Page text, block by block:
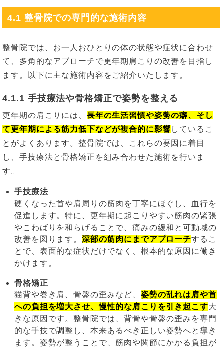
4.1 整骨院での専門的な施術内容
整骨院では、お一人おひとりの体の状態や症状に合わせ
て、多角的なアプローチで更年期肩こりの改善を目指し
ます。以下に主な施術内容をご紹介いたします。
4.1.1 手技療法や骨格矯正で姿勢を整える
更年期の肩こりには、 長年の生活習慣や姿勢の癖、そし
て更年期による筋力低下などが複合的に影響 しているこ
とがよくあります。整骨院では、これらの要因に着目
し、手技療法と骨格矯正を組み合わせた施術を行いま
す。
手技療法
硬くなった首や肩周りの筋肉を丁寧にほぐし、血行を
促進します。特に、更年期に起こりやすい筋肉の緊張
やこわばりを和らげることで、痛みの緩和と可動域の
改善を図ります。 深部の筋肉にまでアプローチするこ
とで、表面的な症状だけでなく、根本的な原因に働き
かけます。
骨格矯正
猫背や巻き肩、骨盤の歪みなど、 姿勢の乱れは肩や首
への負担を増大させ、慢性的な肩こりを引き起こす大
きな原因です。整骨院では、背骨や骨盤の歪みを専門
的な手技で調整し、本来あるべき正しい姿勢へと導き
ます。姿勢が整うことで、筋肉や関節にかかる負担が